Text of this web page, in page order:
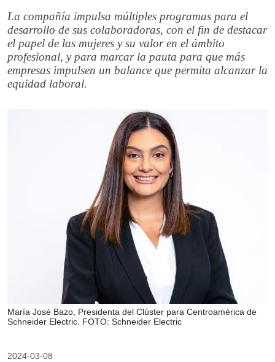
La compañía impulsa múltiples programas para el
desarrollo de sus colaboradoras, con el fin de destacar
el papel de las mujeres y su valor en el ámbito
profesional, y para marcar la pauta para que más
empresas impulsen un balance que permita alcanzar la
equidad laboral.
María José Bazo, Presidenta del Clúster para Centroamérica de
Schneider Electric. FOTO: Schneider Electric
2024-03-08